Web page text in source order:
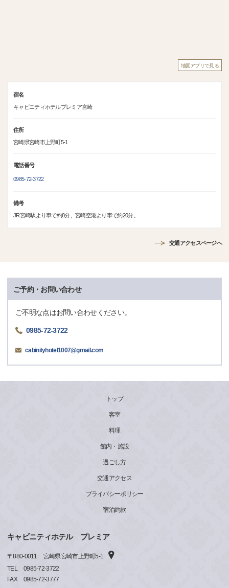
地図アプリで見る
宿名
キャビニティホテルプレミア宮崎
住所
宮崎県宮崎市上野町5‐1
電話番号
0985-72-3722
備考
JR宮崎駅より車で約8分、宮崎空港より車で約20分。
交通アクセスページへ
ご予約・お問い合わせ
ご不明な点はお問い合わせください。
0985-72-3722
cabinityhotel1007@gmail.com
トップ
客室
料理
館内・施設
過ごし方
交通アクセス
プライバシーポリシー
宿泊約款
キャビニティホテル プレミア
〒880-0011
宮崎県宮崎市上野町5‐1
TEL
0985-72-3722
FAX
0985-72-3777